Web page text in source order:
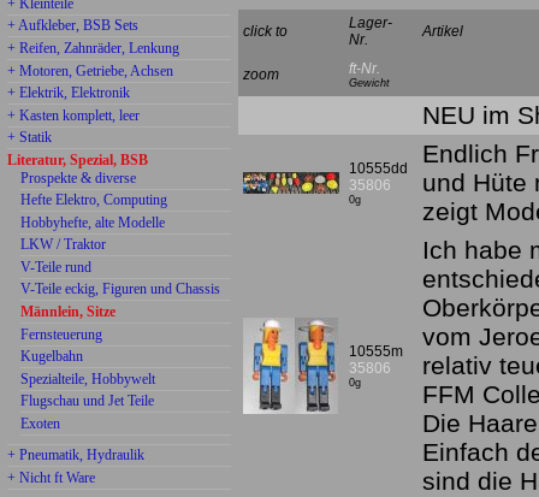
+ Aufkleber, BSB Sets
+ Reifen, Zahnräder, Lenkung
+ Motoren, Getriebe, Achsen
+ Elektrik, Elektronik
+ Kasten komplett, leer
+ Statik
Literatur, Spezial, BSB
Prospekte & diverse
Hefte Elektro, Computing
Hobbyhefte, alte Modelle
LKW / Traktor
V-Teile rund
V-Teile eckig, Figuren und Chassis
Männlein, Sitze
Fernsteuerung
Kugelbahn
Spezialteile, Hobbywelt
Flugschau und Jet Teile
Exoten
+ Pneumatik, Hydraulik
+ Nicht ft Ware
click to
Lager-
Nr.
Artikel
zoom ft-Nr.
Gewicht
NEU im
10555dd
35806
0g
Endlich
und Hüte
zeigt
10555m
35806
0g
Ich habe
vom
relativ
FFM
Die
Einfach
sind die